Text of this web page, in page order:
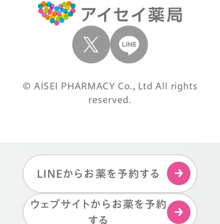
LINEからお薬を予約する
ウェブサイトからお薬を予約
する
© AISEI PHARMACY Co., Ltd All rights
reserved.